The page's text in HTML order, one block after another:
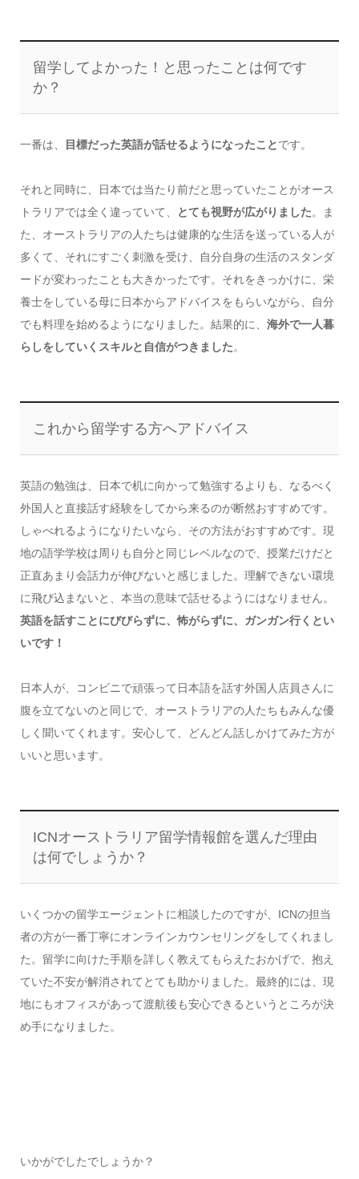
留学してよかった！と思ったことは何です
か？
一番は、 目標だった英語が話せるようになったことです。
それと同時に、日本では当たり前だと思っていたことがオース
トラリアでは全く違っていて、
とても視野が広がりました。ま
た、オーストラリアの人たちは健康的な生活を送っている人が
多くて、それにすごく刺激を受け、自分自身の生活のスタンダ
ードが変わったことも大きかったです。それをきっかけに、栄
養士をしている母に日本からアドバイスをもらいながら、自分
でも料理を始めるようになりました。結果的に、 海外で一人暮
らしをしていくスキルと自信がつきました。
これから留学する方へアドバイス
英語の勉強は、日本で机に向かって勉強するよりも、なるべく
外国人と直接話す経験をしてから来るのが断然おすすめです。
しゃべれるようになりたいなら、その方法がおすすめです。現
地の語学学校は周りも自分と同じレベルなので、授業だけだと
正直あまり会話力が伸びないと感じました。理解できない環境
に飛び込まないと、本当の意味で話せるようにはなりません。
英語を話すことにびびらずに、怖がらずに、ガンガン行くとい
いです！
日本人が、コンビニで頑張って日本語を話す外国人店員さんに
腹を立てないのと同じで、オーストラリアの人たちもみんな優
しく聞いてくれます。安心して、どんどん話しかけてみた方が
いいと思います。
ICNオーストラリア留学情報館を選んだ理由
は何でしょうか？
いくつかの留学エージェントに相談したのですが、ICNの担当
者の方が一番丁寧にオンラインカウンセリングをしてくれまし
た。留学に向けた手順を詳しく教えてもらえたおかげで、抱え
ていた不安が解消されてとても助かりました。最終的には、現
地にもオフィスがあって渡航後も安心できるというところが決
め手になりました。
いかがでしたでしょうか？